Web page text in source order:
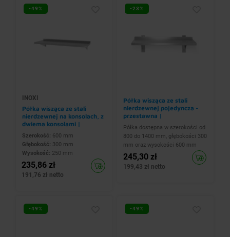
-49%
INOXI
Półka wisząca ze stali
nierdzewnej na konsolach, z
dwiema konsolami |
600x300x(h)250 mm
Szerokość: 600 mm
Głębokość: 300 mm
Wysokość: 250 mm
235,86 zł
191,76 zł netto
-23%
Półka wisząca ze stali
nierdzewnej pojedyncza -
przestawna |
800x300x(h)600 mm
Półka dostępna w szerokości od
800 do 1400 mm, głębokości 300
mm oraz wysokości 600 mm
245,30 zł
199,43 zł netto
-49% -49%